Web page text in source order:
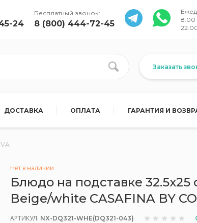
24
Бесплатный звонок:
8 (800) 444-72-45
Заказать
ДОСТАВКА ОПЛАТА ГАРАНТИЯ И
Нет в наличии
Блюдо на подставке 32.5х25
Beige/white CASAFINA BY
АРТИКУЛ: NX-DQ321-WHE(DQ321-043)